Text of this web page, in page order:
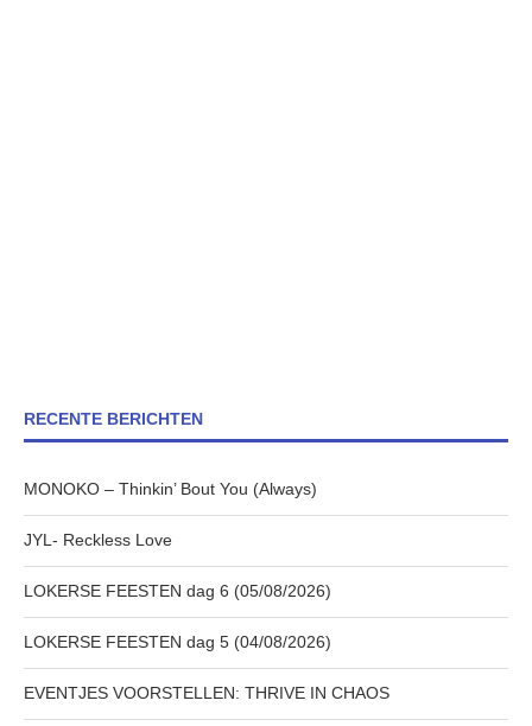
RECENTE BERICHTEN
MONOKO – Thinkin’ Bout You (Always)
JYL- Reckless Love
LOKERSE FEESTEN dag 6 (05/08/2026)
LOKERSE FEESTEN dag 5 (04/08/2026)
EVENTJES VOORSTELLEN: THRIVE IN CHAOS